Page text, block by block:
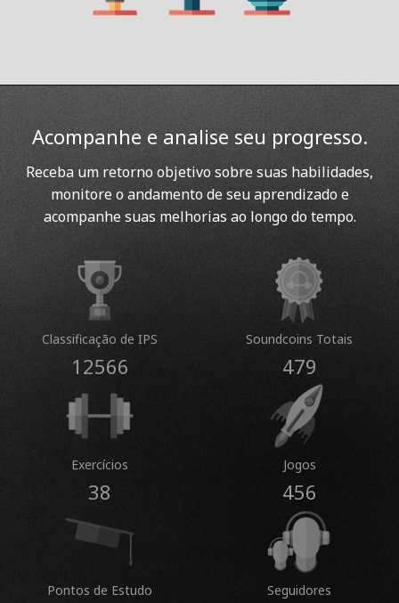
Acompanhe e analise seu progresso.
Receba um retorno objetivo sobre suas habilidades,
monitore o andamento de seu aprendizado e
acompanhe suas melhorias ao longo do tempo.
Classificação de IPS
12566
Soundcoins Totais
479
Exercícios
38
Jogos
456
Pontos de Estudo Seguidores